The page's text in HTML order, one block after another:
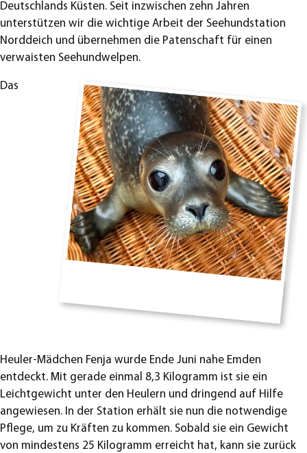
Deutschlands Küsten. Seit inzwischen zehn Jahren
unterstützen wir die wichtige Arbeit der Seehundstation
Norddeich und übernehmen die Patenschaft für einen
verwaisten Seehundwelpen.
Das
Heuler-Mädchen Fenja wurde Ende Juni nahe Emden
entdeckt. Mit gerade einmal 8,3 Kilogramm ist sie ein
Leichtgewicht unter den Heulern und dringend auf Hilfe
angewiesen. In der Station erhält sie nun die notwendige
Pflege, um zu Kräften zu kommen. Sobald sie ein Gewicht
von mindestens 25 Kilogramm erreicht hat, kann sie zurück